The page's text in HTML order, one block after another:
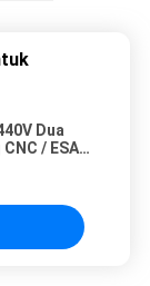
Dua
/ ESAB